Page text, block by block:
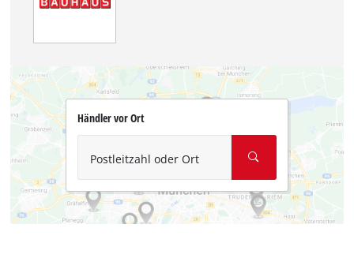
Händler vor Ort
Postleitzahl oder Ort